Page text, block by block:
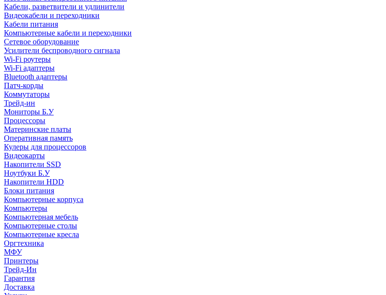
Кабели, разветвители и удлинители
Видеокабели и переходники
Кабели питания
Компьютерные кабели и переходники
Сетевое оборудование
Усилители беспроводного сигнала
Wi-Fi роутеры
Wi-Fi адаптеры
Bluetooth адаптеры
Патч-корды
Коммутаторы
Трейд-ин
Мониторы Б.У
Процессоры
Материнские платы
Оперативная память
Кулеры для процессоров
Видеокарты
Накопители SSD
Ноутбуки Б.У
Накопители HDD
Блоки питания
Компьютерные корпуса
Компьютеры
Компьютерная мебель
Компьютерные столы
Компьютерные кресла
Оргтехника
МФУ
Принтеры
Трейд-Ин
Гарантия
Доставка